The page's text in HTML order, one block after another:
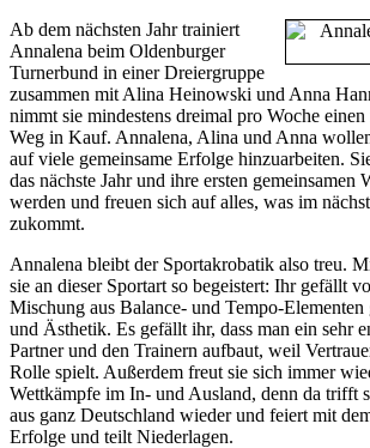
Ab dem nächsten Jahr trainiert
Annalena beim Oldenburger
Turnerbund in einer Dreiergruppe
zusammen mit Alina Heinowski und Anna
nimmt sie mindestens dreimal pro Woche
Weg in Kauf. Annalena, Alina und Anna
auf viele gemeinsame Erfolge hinzuarbeiten.
das nächste Jahr und ihre ersten gemeinsamen
werden und freuen sich auf alles, was im
zukommt.
Annalena bleibt der Sportakrobatik also treu.
sie an dieser Sportart so begeistert: Ihr gefällt
Mischung aus Balance- und Tempo-
und Ästhetik. Es gefällt ihr, dass man ein sehr
Partner und den Trainern aufbaut, weil
Rolle spielt. Außerdem freut sie sich immer
Wettkämpfe im In- und Ausland, denn da trifft
aus ganz Deutschland wieder und feiert mit
Erfolge und teilt Niederlagen.